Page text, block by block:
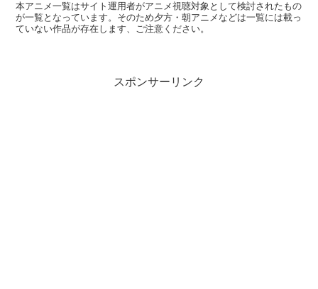
本アニメ一覧はサイト運用者がアニメ視聴対象として検討されたもの
が一覧となっています。そのため夕方・朝アニメなどは一覧には載っ
ていない作品が存在します、ご注意ください。
スポンサーリンク